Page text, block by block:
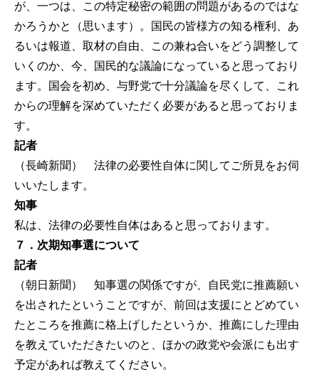
が、一つは、この特定秘密の範囲の問題があるのではな
かろうかと（思います）。国民の皆様方の知る権利、あ
るいは報道、取材の自由、この兼ね合いをどう調整して
いくのか、今、国民的な議論になっていると思っており
ます。国会を初め、与野党で十分議論を尽くして、これ
からの理解を深めていただく必要があると思っておりま
す。
記者
（長崎新聞） 法律の必要性自体に関してご所見をお伺
いいたします。
知事
私は、法律の必要性自体はあると思っております。
７．次期知事選について
記者
（朝日新聞） 知事選の関係ですが、自民党に推薦願い
を出されたということですが、前回は支援にとどめてい
たところを推薦に格上げしたというか、推薦にした理由
を教えていただきたいのと、ほかの政党や会派にも出す
予定があれば教えてください。